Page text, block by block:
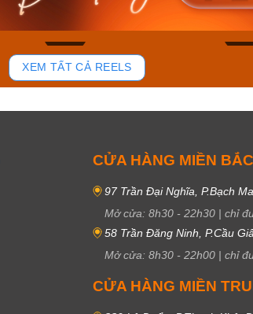
37
Mua
XEM TẤT CẢ REELS
CỬA HÀNG MIỀN BẮC
97 Trần Đại Nghĩa, P.Bạch
Mở cửa: 8h30 - 22h30 | chỉ
58 Trần Đăng Ninh, P.Cầu
Mở cửa: 8h30 - 22h00 | chỉ
CỬA HÀNG MIỀN